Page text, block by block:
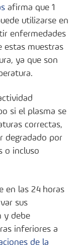
afirma que 1
utilizarse en
enfermedades
estas muestras
ya que son
si el plasma se
correctas,
degradado por
o incluso
en las 24 horas
sus
y debe
inferiores a
de la